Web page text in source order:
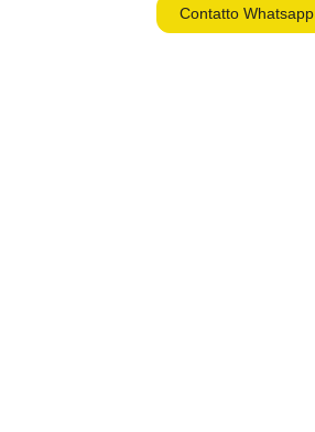
Contatto Whatsapp